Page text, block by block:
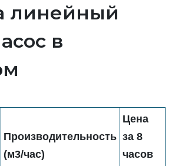
линейный
в
Производительность
(м3/час)
Цена
за 8
часов